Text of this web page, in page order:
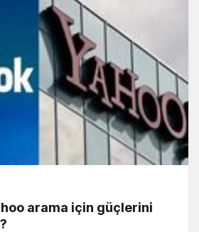
arama için güçlerini